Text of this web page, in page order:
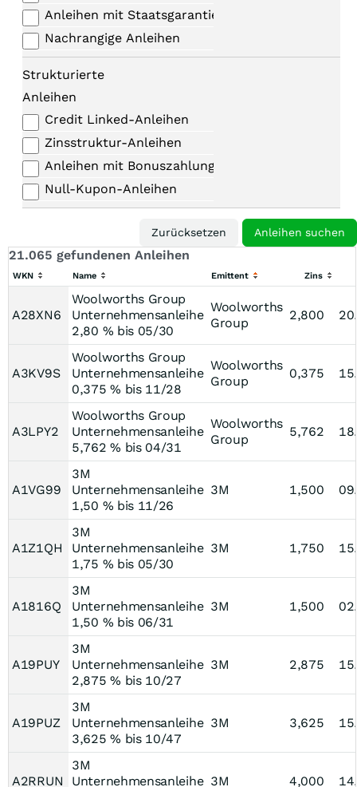
Anleihen mit Staatsgarantie
Nachrangige Anleihen
Strukturierte
Anleihen
Credit Linked-Anleihen
Zinsstruktur-Anleihen
Anleihen mit Bonuszahlungen
Null-Kupon-Anleihen
21.065 gefundenen Anleihen
WKN Name Emittent Zins
A28XN6
Woolworths Group
Unternehmensanleihe
2,80 % bis 05/30
Woolworths
Group
2,800
A3KV9S
Woolworths Group
Unternehmensanleihe
0,375 % bis 11/28
Woolworths
Group
0,375
A3LPY2
Woolworths Group
Unternehmensanleihe
5,762 % bis 04/31
Woolworths
Group
5,762
A1VG99
3M
Unternehmensanleihe
1,50 % bis 11/26
3M 1,500
A1Z1QH
3M
Unternehmensanleihe
1,75 % bis 05/30
3M 1,750
A1816Q
3M
Unternehmensanleihe
1,50 % bis 06/31
3M 1,500
A19PUY
3M
Unternehmensanleihe
2,875 % bis 10/27
3M 2,875
A19PUZ
3M
Unternehmensanleihe
3,625 % bis 10/47
3M 3,625
A2RRUN
3M
Unternehmensanleihe 3M 4,000